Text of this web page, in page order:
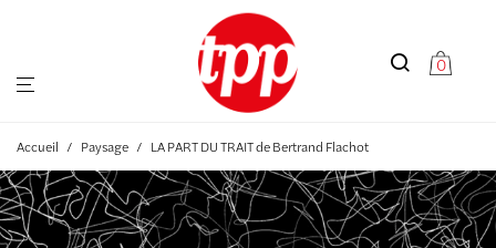
0
Accueil / Paysage / LA PART DU TRAIT de Bertrand Flachot